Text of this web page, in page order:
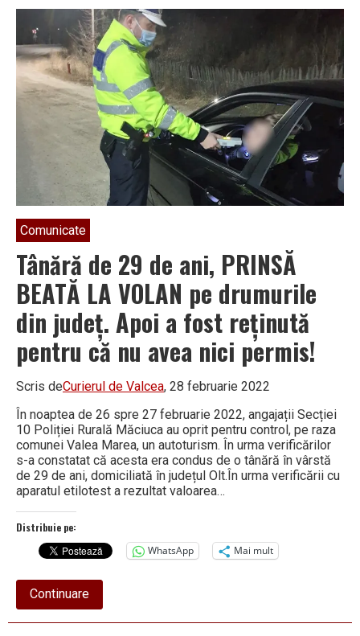
Comunicate
Tânără de 29 de ani, PRINSĂ
BEATĂ LA VOLAN pe drumurile
din județ. Apoi a fost reținută
pentru că nu avea nici permis!
Scris deCurierul de Valcea, 28 februarie 2022
În noaptea de 26 spre 27 februarie 2022, angajații Secției
10 Poliției Rurală Măciuca au oprit pentru control, pe raza
comunei Valea Marea, un autoturism. În urma verificărilor
s-a constatat că acesta era condus de o tânără în vârstă
de 29 de ani, domiciliată în județul Olt.În urma verificării cu
aparatul etilotest a rezultat valoarea…
Distribuie pe:
WhatsApp
Mai mult
Continuareabout
Tânără
de